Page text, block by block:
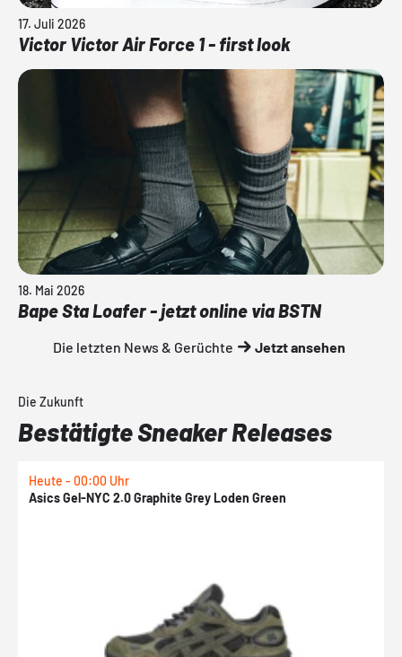
17. Juli 2026
Victor Victor Air Force 1 - first look
18. Mai 2026
Bape Sta Loafer - jetzt online via BSTN
Die letzten News & Gerüchte Jetzt ansehen
Die Zukunft
Bestätigte Sneaker Releases
Heute - 00:00 Uhr
Asics Gel-NYC 2.0 Graphite Grey Loden Green